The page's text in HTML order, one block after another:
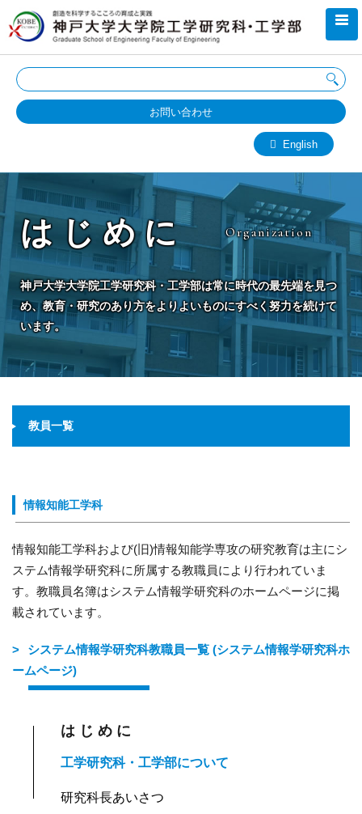
お問い合わせ
English
はじめに Organization
神戸大学大学院工学研究科・工学部は常に時代の最先端を見つ
め、教育・研究のあり方をよりよいものにすべく努力を続けて
います。
教員一覧
情報知能工学科
情報知能工学科および(旧)情報知能学専攻の研究教育は主にシ
ステム情報学研究科に所属する教職員により行われていま
す。教職員名簿はシステム情報学研究科のホームページに掲
載されています。
システム情報学研究科教職員一覧 (システム情報学研究科ホ
ームページ)
はじめに
工学研究科・工学部について
研究科長あいさつ